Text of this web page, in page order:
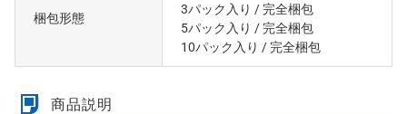
梱包形態
3パック入り / 完全梱包
5パック入り / 完全梱包
10パック入り / 完全梱包
商品説明